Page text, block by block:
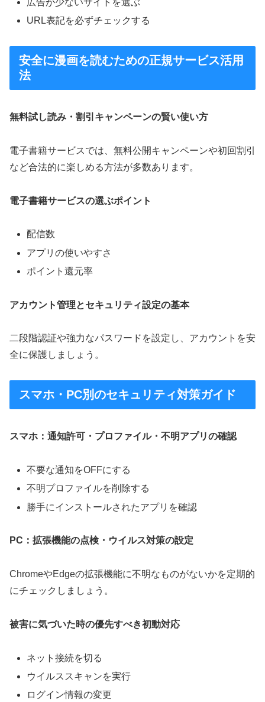
URL表記を必ずチェックする
安全に漫画を読むための正規サービス活用
法
無料試し読み・割引キャンペーンの賢い使い方
電子書籍サービスでは、無料公開キャンペーンや初回割引
など合法的に楽しめる方法が多数あります。
電子書籍サービスの選ぶポイント
配信数
アプリの使いやすさ
ポイント還元率
アカウント管理とセキュリティ設定の基本
二段階認証や強力なパスワードを設定し、アカウントを安
全に保護しましょう。
スマホ・PC別のセキュリティ対策ガイド
スマホ：通知許可・プロファイル・不明アプリの確認
不要な通知をOFFにする
不明プロファイルを削除する
勝手にインストールされたアプリを確認
PC：拡張機能の点検・ウイルス対策の設定
ChromeやEdgeの拡張機能に不明なものがないかを定期的
にチェックしましょう。
被害に気づいた時の優先すべき初動対応
ネット接続を切る
ウイルススキャンを実行
ログイン情報の変更